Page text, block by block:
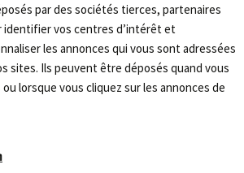
par des sociétés tierces, partenaires
identifier vos centres d’intérêt et
les annonces qui vous sont adressées
sites. Ils peuvent être déposés quand vous
lorsque vous cliquez sur les annonces de